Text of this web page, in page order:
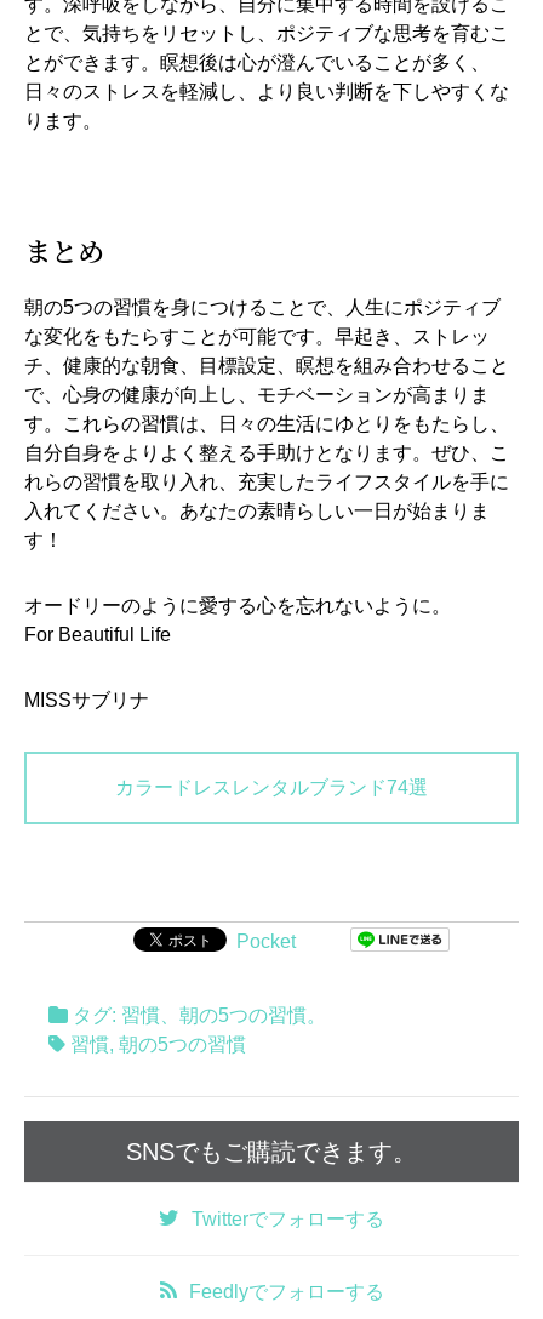
す。深呼吸をしながら、自分に集中する時間を設けるこ
とで、気持ちをリセットし、ポジティブな思考を育むこ
とができます。瞑想後は心が澄んでいることが多く、
日々のストレスを軽減し、より良い判断を下しやすくな
ります。
まとめ
朝の5つの習慣を身につけることで、人生にポジティブ
な変化をもたらすことが可能です。早起き、ストレッ
チ、健康的な朝食、目標設定、瞑想を組み合わせること
で、心身の健康が向上し、モチベーションが高まりま
す。これらの習慣は、日々の生活にゆとりをもたらし、
自分自身をよりよく整える手助けとなります。ぜひ、こ
れらの習慣を取り入れ、充実したライフスタイルを手に
入れてください。あなたの素晴らしい一日が始まりま
す！
オードリーのように愛する心を忘れないように。
For Beautiful Life
MISSサブリナ
カラードレスレンタルブランド74選
Pocket
タグ: 習慣 朝の5つの習慣。
習慣, 朝の5つの習慣
SNSでもご購読できます。
Twitterでフォローする
Feedlyでフォローする